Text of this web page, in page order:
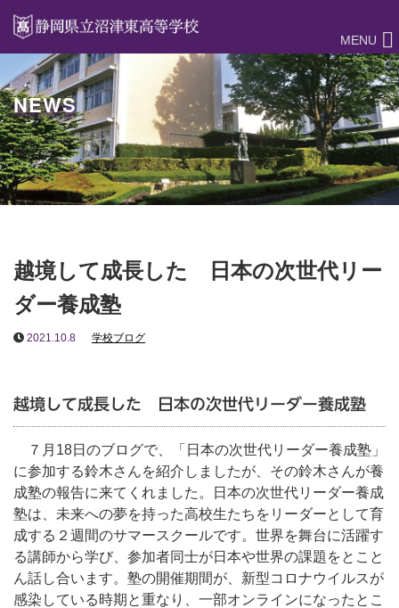
MENU
NEWS
越境して成長した 日本の次世代リー
ダー養成塾
2021.10.8 学校ブログ
越境して成長した 日本の次世代リーダー養成塾
７月18日のブログで、「日本の次世代リーダー養成塾」
に参加する鈴木さんを紹介しましたが、その鈴木さんが養
成塾の報告に来てくれました。
日本の次世代リーダー養成
塾は、未来への夢を持った高校生たちをリーダーとして育
成する２週間のサマースクールです。世界を舞台に活躍す
る講師から学び、参加者同士が日本や世界の課題をとこと
ん話し合います。塾の開催期間が、新型コロナウイルスが
感染している時期と重なり、一部オンラインになったとこ